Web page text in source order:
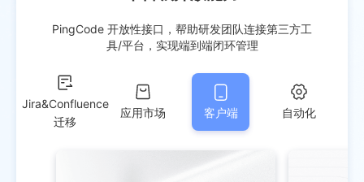
PingCode 开放性接口，帮助研发团队连接第三方工
具/平台，实现端到端闭环管理
Jira&Confluence
迁移
应用市场 客户端 自动化